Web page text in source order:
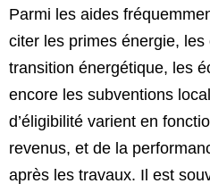
Parmi les aides
citer les primes énergie, les
transition énergétique, les
encore les subventions
d’éligibilité varient en
revenus, et de la
après les travaux. Il est